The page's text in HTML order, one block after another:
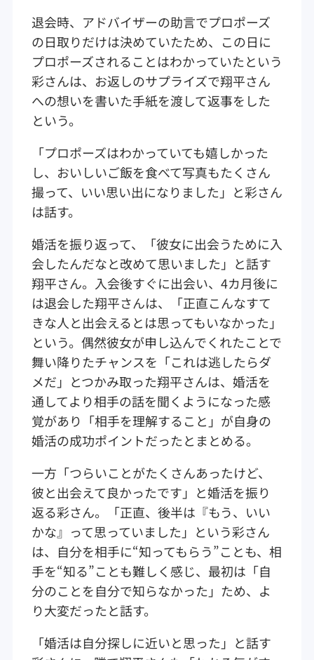
退会時、アドバイザーの助言でプロポーズ
の日取りだけは決めていたため、この日に
プロポーズされることはわかっていたという
彩さんは、お返しのサプライズで翔平さん
への想いを書いた手紙を渡して返事をした
という。
「プロポーズはわかっていても嬉しかった
し、おいしいご飯を食べて写真もたくさん
撮って、いい思い出になりました」と彩さん
は話す。
婚活を振り返って、「彼女に出会うために入
会したんだなと改めて思いました」と話す
翔平さん。入会後すぐに出会い、4カ月後に
は退会した翔平さんは、「正直こんなすて
きな人と出会えるとは思ってもいなかった」
という。偶然彼女が申し込んでくれたことで
舞い降りたチャンスを「これは逃したらダ
メだ」とつかみ取った翔平さんは、婚活を
通してより相手の話を聞くようになった感
覚があり「相手を理解すること」が自身の
婚活の成功ポイントだったとまとめる。
一方「つらいことがたくさんあったけど、
彼と出会えて良かったです」と婚活を振り
返る彩さん。「正直、後半は『もう、いい
かな』って思っていました」という彩さん
は、自分を相手に“知ってもらう”ことも、相
手を“知る”ことも難しく感じ、最初は「自
分のことを自分で知らなかった」ため、よ
り大変だったと話す。
「婚活は自分探しに近いと思った」と話す